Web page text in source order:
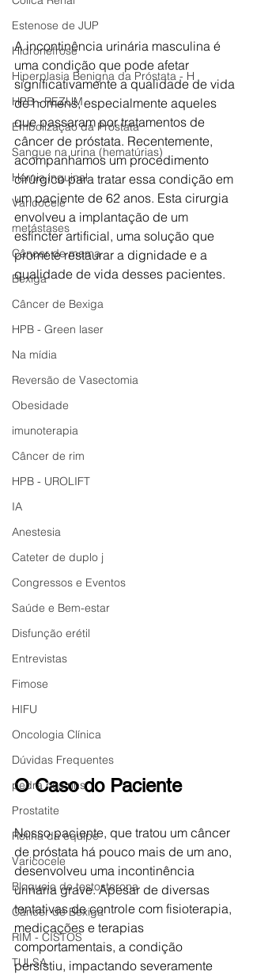
Estenose de JUP
Hidronefrose
Hiperplasia Benigna da Próstata - H
HPB - REZUM
Embolização da Próstata
Sangue na urina (hematúrias)
Hérnia inguinal
Varicocele
metástases
Câncer de mama
Bexiga
Câncer de Bexiga
HPB - Green laser
Na mídia
Reversão de Vasectomia
Obesidade
imunoterapia
Câncer de rim
HPB - UROLIFT
IA
Anestesia
Cateter de duplo j
Congressos e Eventos
Saúde e Bem-estar
Disfunção erétil
Entrevistas
Fimose
HIFU
Oncologia Clínica
Dúvidas Frequentes
pedra nos rins
Prostatite
Rotina da equipe
Varicocele
Bloqueio de testosterona
Câncer de Bexiga
RIM - CISTOS
TULSA
A incontinência urinária masculina é
uma condição que pode afetar
significativamente a qualidade de vida
de homens, especialmente aqueles
que passaram por tratamentos de
câncer de próstata. Recentemente,
acompanhamos um procedimento
cirúrgico para tratar essa condição em
um paciente de 62 anos. Esta cirurgia
envolveu a implantação de um
esfíncter artificial, uma solução que
promete restaurar a dignidade e a
qualidade de vida desses pacientes.
O Caso do Paciente
Nosso paciente, que tratou um câncer
de próstata há pouco mais de um ano,
desenvolveu uma incontinência
urinária grave. Apesar de diversas
tentativas de controle com fisioterapia,
medicações e terapias
comportamentais, a condição
persistiu, impactando severamente